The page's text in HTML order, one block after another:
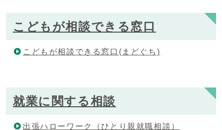
こどもが相談できる窓口
こどもが相談できる窓口(まどぐち)
就業に関する相談
出張ハローワーク（ひとり親就職相談）